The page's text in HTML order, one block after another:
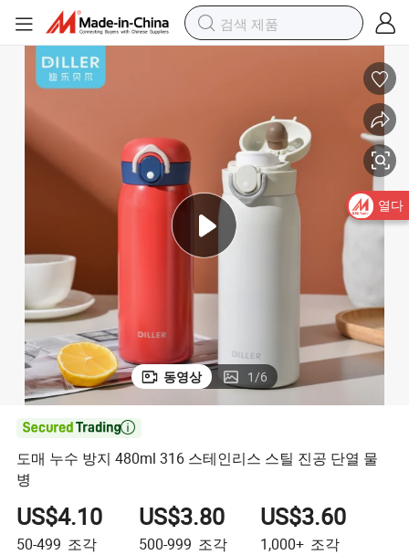
동영상 1/6

도매 누수 방지 480ml 316 스테인리스 스틸 진공 단열 물
병
US$4.10
50-499 조각
US$3.80
500-999 조각
US$3.60
1,000+ 조각
열다